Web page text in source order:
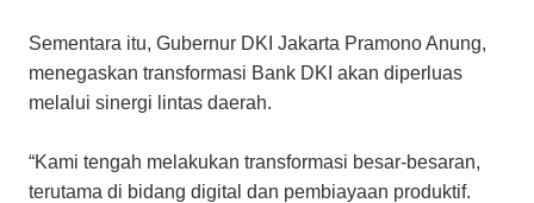
Sementara itu, Gubernur DKI Jakarta Pramono Anung,
menegaskan transformasi Bank DKI akan diperluas
melalui sinergi lintas daerah.
“Kami tengah melakukan transformasi besar-besaran,
terutama di bidang digital dan pembiayaan produktif.